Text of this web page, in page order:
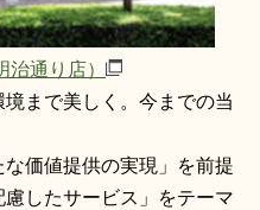
通り店）
まで美しく。今までの当
価値提供の実現」を前提
したサービス」をテーマ